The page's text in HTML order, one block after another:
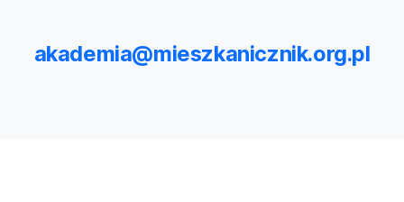
akademia@mieszkanicznik.org.pl